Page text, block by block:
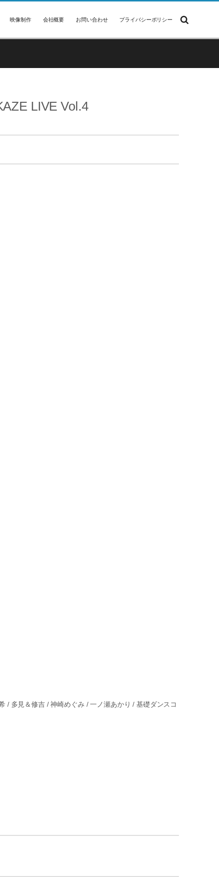
映像制作 会社概要 お問い合わせ プライバシーポリシー
LIVE Vol.4
/ 多見＆修吉 / 神崎めぐみ / 一ノ瀬あかり / 基礎ダンスコ